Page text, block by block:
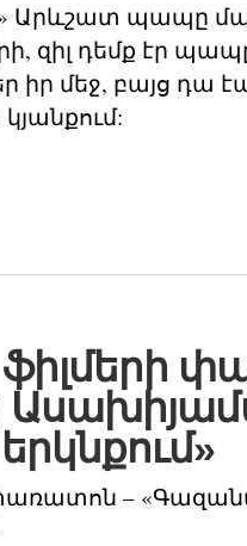
Արևշատ պապը
զիլ դեմք էր
իր մեջ, բայց դա
–